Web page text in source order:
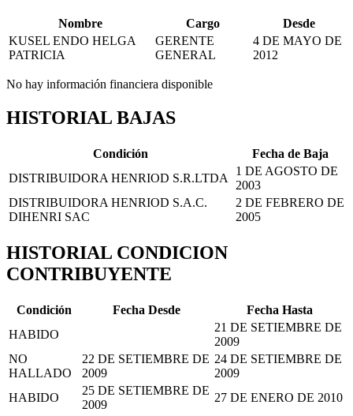
Nombre Cargo
Desde
KUSEL ENDO HELGA
PATRICIA
GERENTE
GENERAL
4 DE MAYO DE
2012
No hay información financiera disponible
HISTORIAL BAJAS
Condición
Fecha de Baja
DISTRIBUIDORA HENRIOD S.R.LTDA
1 DE AGOSTO DE
2003
DISTRIBUIDORA HENRIOD S.A.C.
DIHENRI SAC
2 DE FEBRERO DE
2005
HISTORIAL CONDICION
CONTRIBUYENTE
Condición Fecha Desde
Fecha Hasta
HABIDO
21 DE SETIEMBRE DE
2009
NO
HALLADO
22 DE SETIEMBRE DE
2009
24 DE SETIEMBRE DE
2009
HABIDO
25 DE SETIEMBRE DE
2009
27 DE ENERO DE 2010